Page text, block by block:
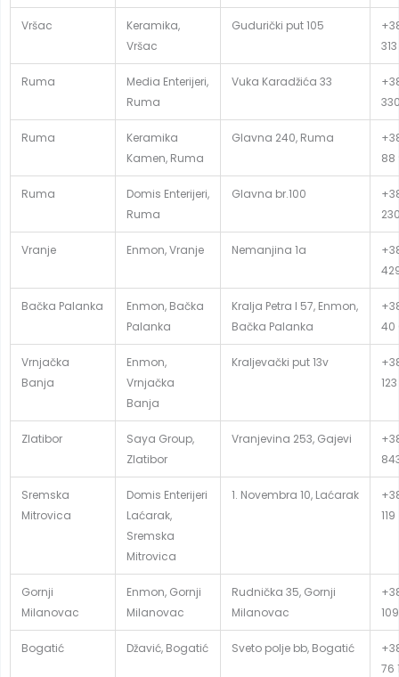
Vršac
Keramika,
Vršac
Gudurički put 105
313
Ruma
Media Enterijeri,
Ruma
Vuka Karadžića 33
Ruma
Keramika
Kamen, Ruma
Glavna 240, Ruma
88
Ruma
Domis Enterijeri,
Ruma
Glavna br.100
Vranje Enmon, Vranje Nemanjina 1a
Bačka Palanka
Enmon, Bačka
Palanka
Kralja Petra I 57, Enmon,
Bačka Palanka
40
Vrnjačka
Banja
Enmon,
Vrnjačka
Banja
Kraljevački put 13v
123
Zlatibor
Saya Group,
Zlatibor
Vranjevina 253, Gajevi
Sremska
Mitrovica
Domis Enterijeri
Laćarak,
Sremska
Mitrovica
1. Novembra 10, Laćarak
119
Gornji
Milanovac
Enmon, Gornji
Milanovac
Rudnička 35, Gornji
Milanovac
109
Bogatić Džavić, Bogatić Sveto polje bb, Bogatić
76